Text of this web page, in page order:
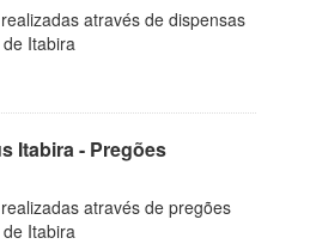
através de dispensas
Itabira
Itabira - Pregões
através de pregões
Itabira